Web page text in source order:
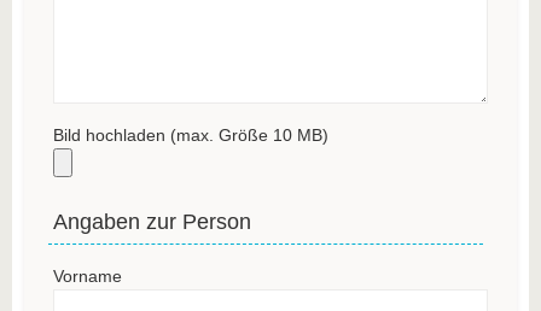
Bild hochladen (max. Größe 10 MB)
Angaben zur Person
Vorname